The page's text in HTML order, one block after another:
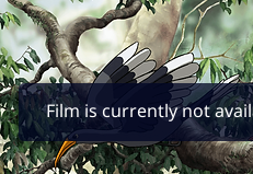
Film is currently not